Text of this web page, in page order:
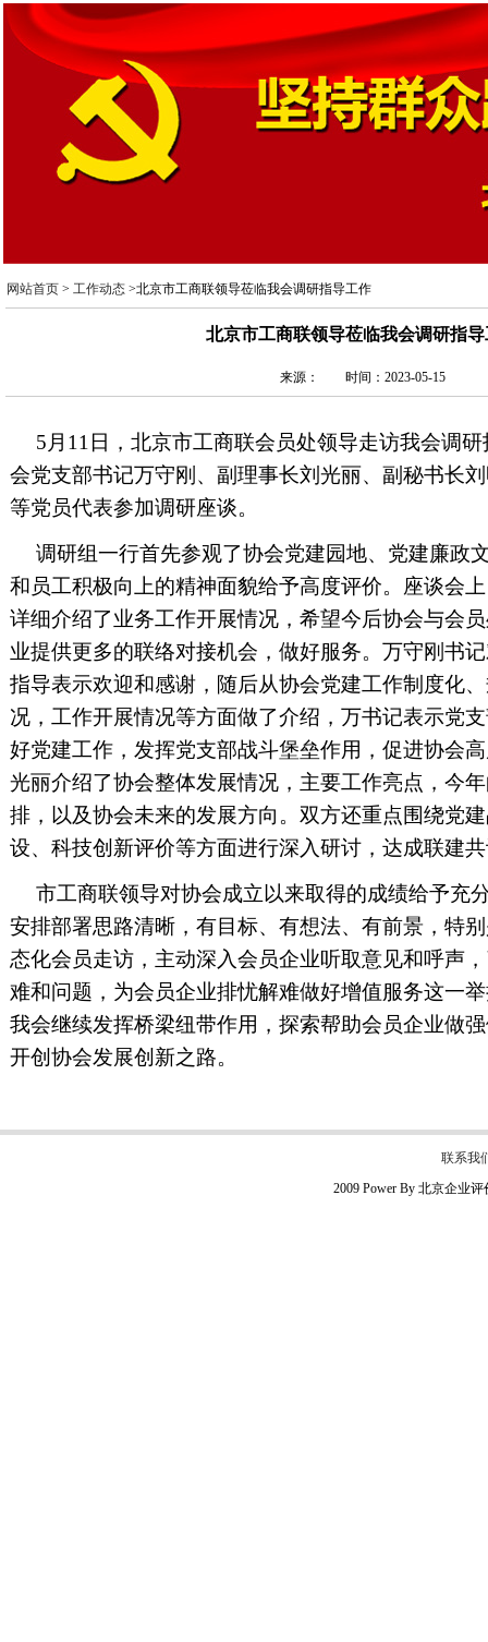
网站首页 > 工作动态 >北京市工商联领导莅临我会调研指导工作
北京市工商联领导莅临我会调研指
来源： 时间：2023-05-15
5月11日，北京市工商联会员处领导走访我会调
会党支部书记万守刚、副理事长刘光丽、副秘书长
等党员代表参加调研座谈。
调研组一行首先参观了协会党建园地、党建廉政
和员工积极向上的精神面貌给予高度评价。座谈会
详细介绍了业务工作开展情况，希望今后协会与会
业提供更多的联络对接机会，做好服务。万守刚书
指导表示欢迎和感谢，随后从协会党建工作制度化
况，工作开展情况等方面做了介绍，万书记表示党
好党建工作，发挥党支部战斗堡垒作用，促进协会
光丽介绍了协会整体发展情况，主要工作亮点，今
排，以及协会未来的发展方向。双方还重点围绕党
设、科技创新评价等方面进行深入研讨，达成联建
市工商联领导对协会成立以来取得的成绩给予充
安排部署思路清晰，有目标、有想法、有前景，特
态化会员走访，主动深入会员企业听取意见和呼声
难和问题，为会员企业排忧解难做好增值服务这一
我会继续发挥桥梁纽带作用，探索帮助会员企业做
开创协会发展创新之路。
联系我
2009 Power By 北京企业评